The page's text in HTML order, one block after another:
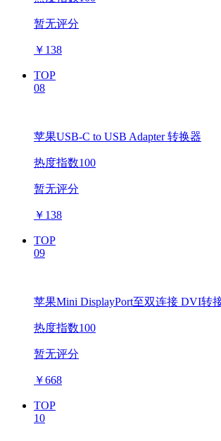
暂无评分
￥ 138
TOP
08
苹果USB-C to USB Adapter 转换器
热度指数100
暂无评分
￥ 138
TOP
09
苹果Mini DisplayPort至双连接 DVI转
热度指数100
暂无评分
￥668
TOP
10